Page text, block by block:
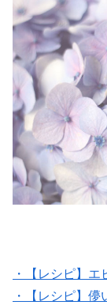
・【レシピ】
・【レシピ】